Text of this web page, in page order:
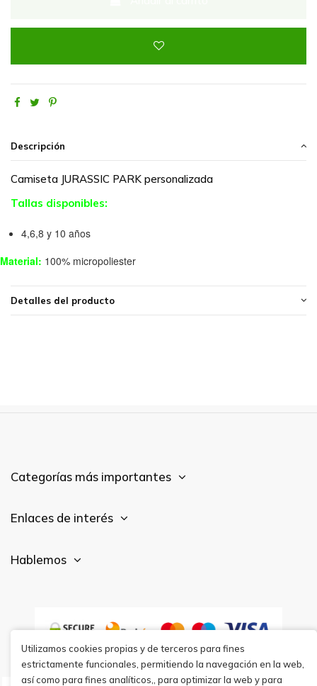
Descripción
Camiseta JURASSIC PARK personalizada
Tallas disponibles:
4,6,8 y 10 años
Material: 100% micropoliester
Detalles del producto
Categorías más importantes
Enlaces de interés
Hablemos
Utilizamos cookies propias y de terceros para fines
estrictamente funcionales, permitiendo la navegación en la web,
así como para fines analíticos,, para optimizar la web y para